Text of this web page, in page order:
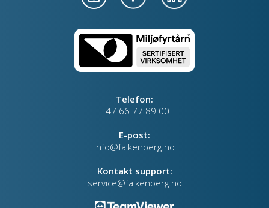
Telefon:
+47 66 77 89 00
E-post:
info@falkenberg.no
Kontakt support:
service@falkenberg.no